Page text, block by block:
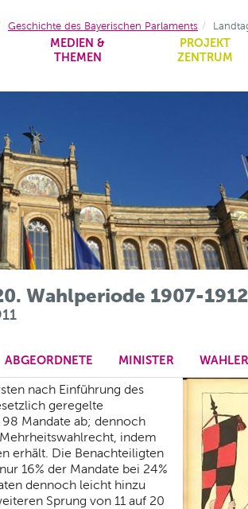
MEDIEN &
THEMEN
PROJEKT
ZENTRUM
Geschichte des Bayerischen Parlaments
Wahlperiode 1907-
ABGEORDNETE MINISTER
nach Einführung des
geregelte
Mandate ab; dennoch
indem
erhält. Die Benachteiligten
16% der Mandate bei 24%
dennoch leicht hinzu
Sprung von 11 auf 20